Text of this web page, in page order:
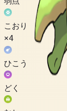
こおり
×4
ひこう
どく